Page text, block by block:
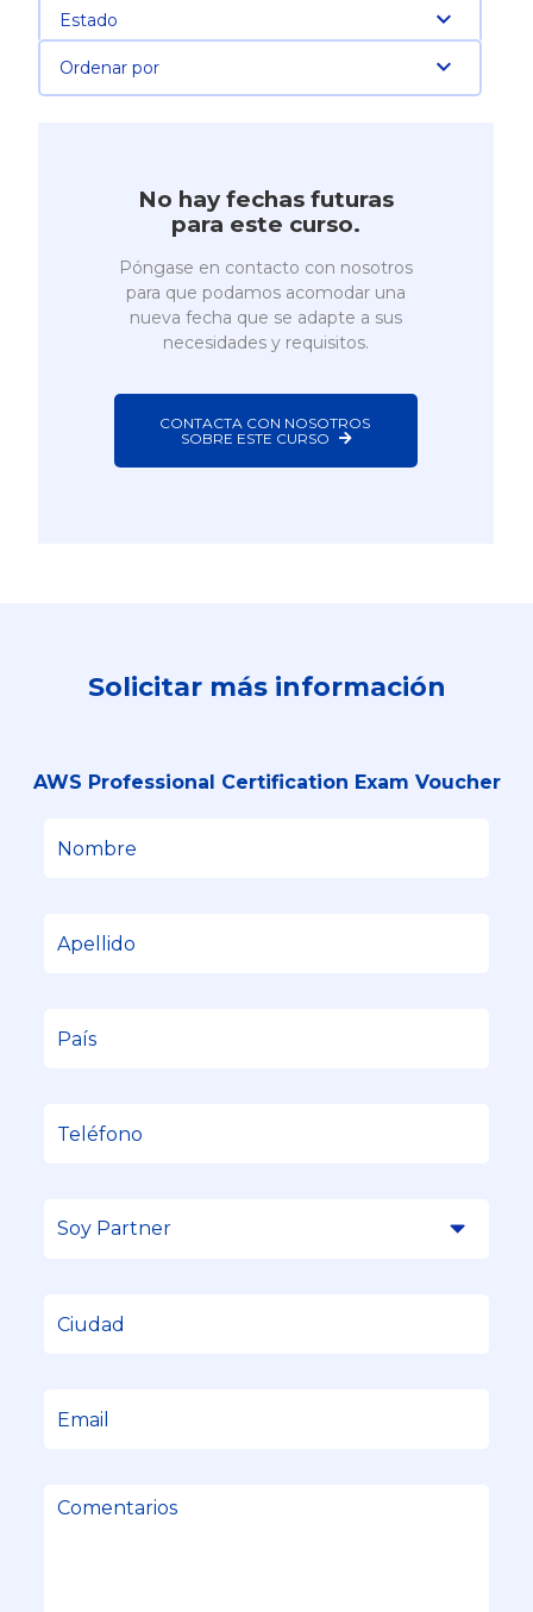
Estado
Ordenar por
No hay fechas futuras
para este curso.
Póngase en contacto con nosotros
para que podamos acomodar una
nueva fecha que se adapte a sus
necesidades y requisitos.
CONTACTA CON NOSOTROS
SOBRE ESTE CURSO
Solicitar más información
AWS Professional Certification Exam Voucher